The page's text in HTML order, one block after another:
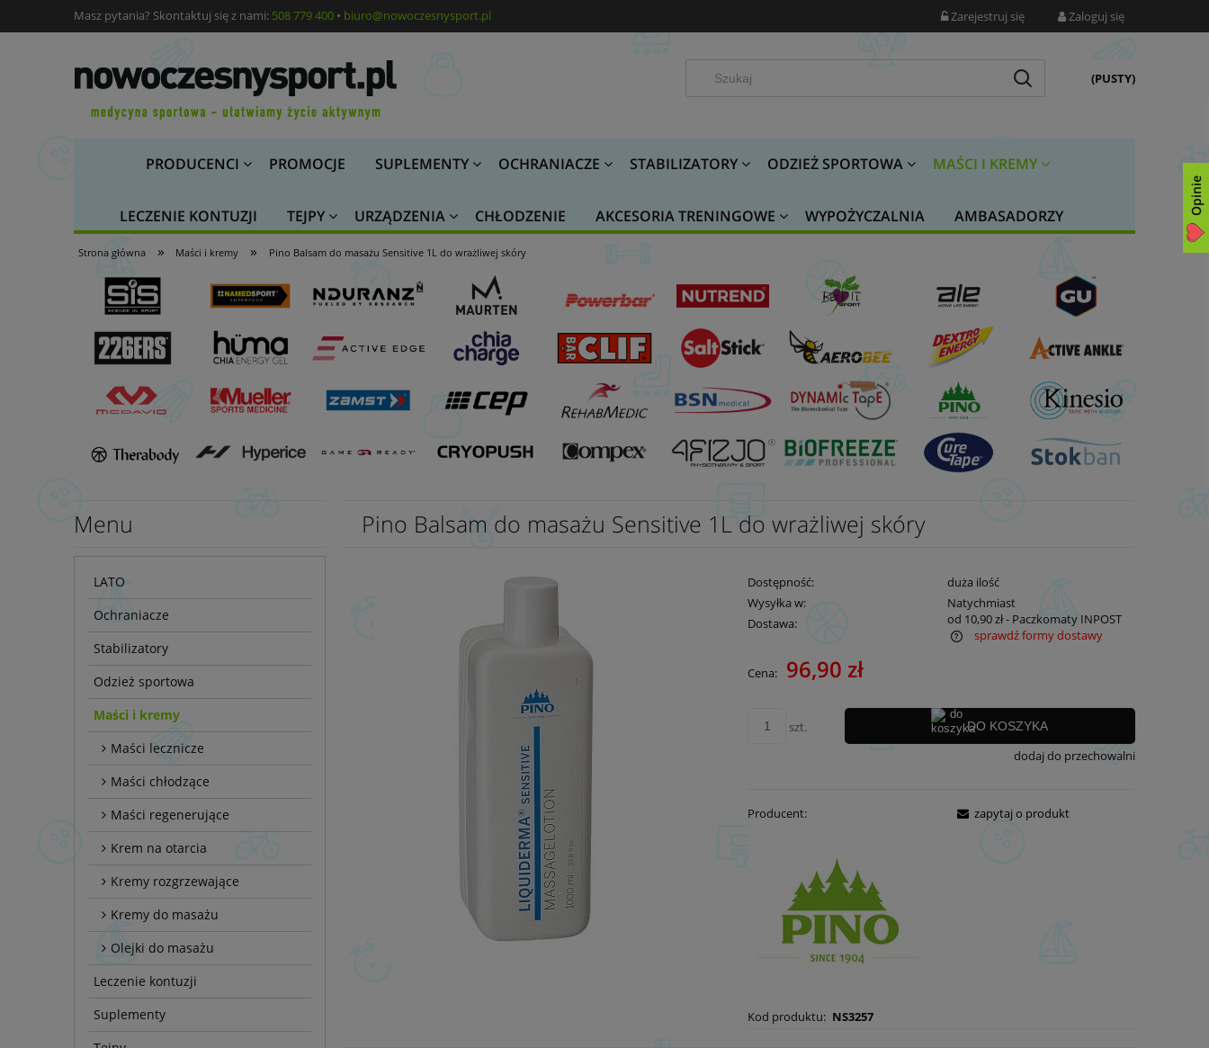
Masz pytania? Skontaktuj się z nami: 508 779 400 • biuro@nowoczesnysport.pl Zarejestruj się Zaloguj się
(PUSTY)
PRODUCENCI PROMOCJE SUPLEMENTY OCHRANIACZE STABILIZATORY ODZIEŻ SPORTOWA MAŚCI I KREMY
LECZENIE KONTUZJI TEJPY URZĄDZENIA CHŁODZENIE AKCESORIA TRENINGOWE WYPOŻYCZALNIA AMBASADORZY
Strona główna » Maści i kremy » Pino Balsam do masażu Sensitive 1L do wrażliwej skóry
Menu
LATO
Ochraniacze
Stabilizatory
Odzież sportowa
Maści i kremy
Maści lecznicze
Maści chłodzące
Maści regenerujące
Krem na otarcia
Kremy rozgrzewające
Kremy do masażu
Olejki do masażu
Leczenie kontuzji
Suplementy
Pino Balsam do masażu Sensitive 1L do wrażliwej skóry
Dostępność:
duża ilość
Wysyłka w:
Natychmiast
Dostawa:
od 10,90 zł- Paczkomaty INPOST
Cena nie zawiera ewentualnych kosztów
sprawdź formy dostawy
Cena: 96,90 zł
szt. DO KOSZYKA
dodaj do przechowalni
Producent:
Kod produktu: NS3257
zapytaj o produkt
Opinie